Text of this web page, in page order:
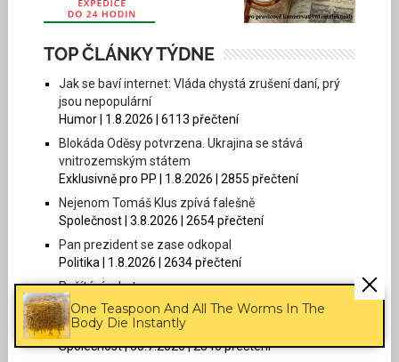
One Teaspoon And All The Worms In The
Body Die Instantly
TOP ČLÁNKY TÝDNE
Jak se baví internet: Vláda chystá zrušení daní, prý
jsou nepopulární
Humor | 1.8.2026 | 6113 přečtení
Blokáda Oděsy potvrzena. Ukrajina se stává
vnitrozemským státem
Exklusivně pro PP | 1.8.2026 | 2855 přečtení
Nejenom Tomáš Klus zpívá falešně
Společnost | 3.8.2026 | 2654 přečtení
Pan prezident se zase odkopal
Politika | 1.8.2026 | 2634 přečtení
Počítání raket
Exklusivně pro PP | 29.7.2026 | 2575 přečtení
Kamčatka, medvěd a jedna cesta pražským metrem
Společnost | 30.7.2026 | 2546 přečtení